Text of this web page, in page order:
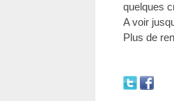
quelques
A voir
Plus de